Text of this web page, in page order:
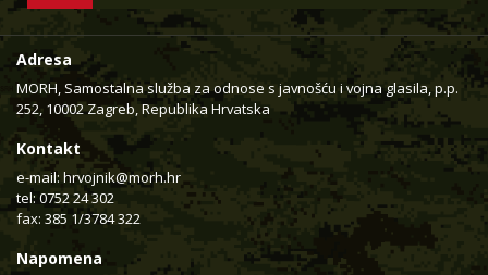
Adresa
MORH, Samostalna služba za odnose s javnošću i vojna glasila, p.p.
252, 10002 Zagreb, Republika Hrvatska
Kontakt
e-mail: hrvojnik@morh.hr
tel: 0752 24 302
fax: 385 1/3784 322
Napomena